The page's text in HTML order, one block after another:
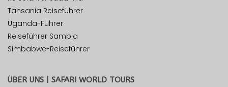
Tansania Reiseführer
Uganda-Führer
Reiseführer Sambia
Simbabwe-Reiseführer
ÜBER UNS | SAFARI WORLD TOURS